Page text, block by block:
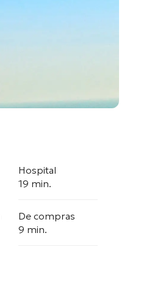
Hospital
19 min.
De compras
9 min.